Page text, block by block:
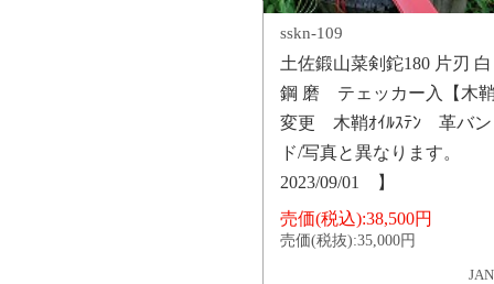
sskn-109
土佐鍛山菜剣鉈180 片刃 白
鋼 磨 テェッカー入【木
変更 木鞘ｵｲﾙｽﾃﾝ 革バン
ド/写真と異なります。
2023/09/01 】
売価(税込):38,500円
売価(税抜):35,000円